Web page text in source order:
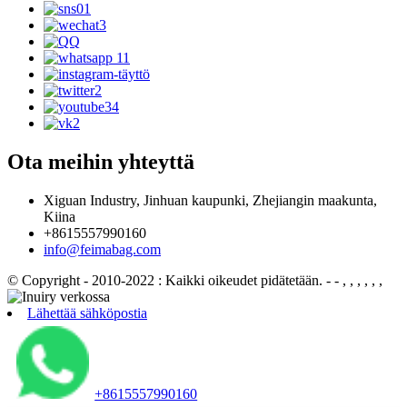
Ota meihin yhteyttä
Xiguan Industry, Jinhuan kaupunki, Zhejiangin maakunta,
Kiina
+8615557990160
info@feimabag.com
© Copyright - 2010-2022 : Kaikki oikeudet pidätetään. - - , , , , , ,
Lähettää sähköpostia
+8615557990160